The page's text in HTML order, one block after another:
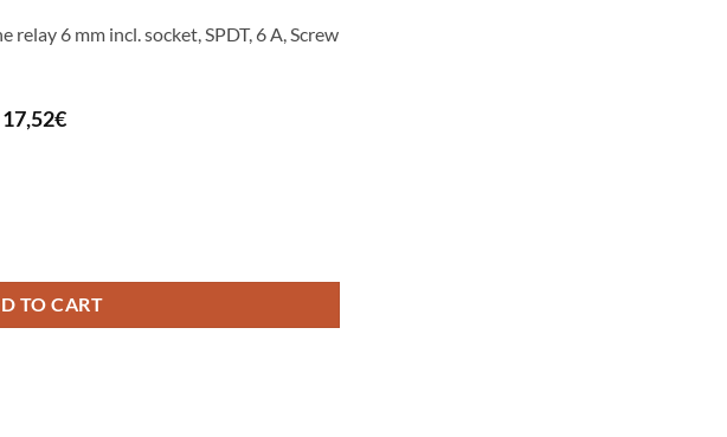
6 mm incl. socket, SPDT, 6 A, Screw
17,52€
TO CART